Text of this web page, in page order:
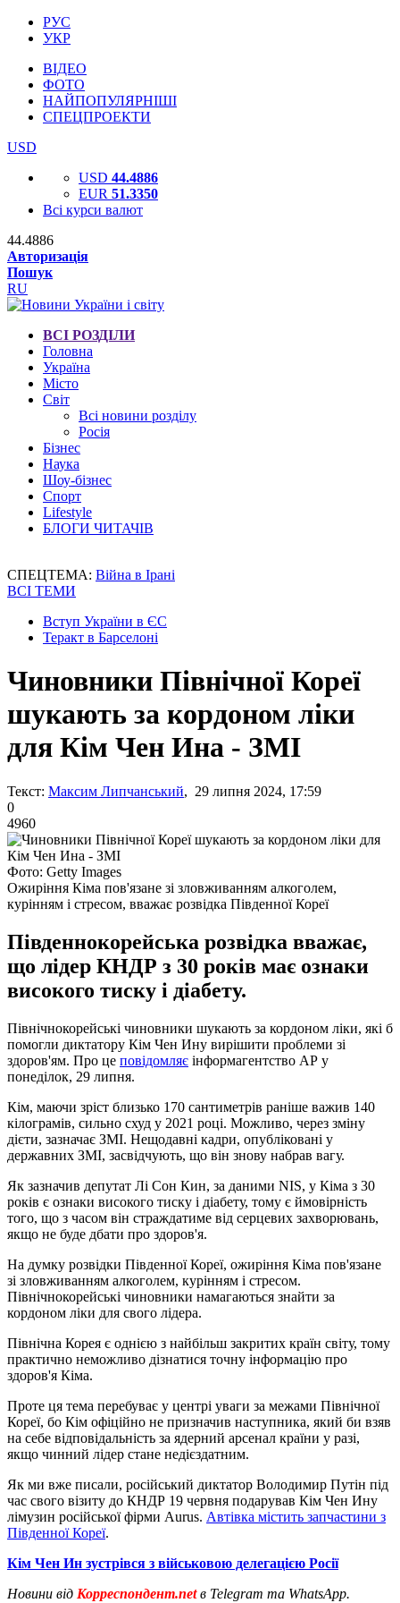
РУС
УКР
ВІДЕО
ФОТО
НАЙПОПУЛЯРНІШІ
СПЕЦПРОЕКТИ
USD
USD 44.4886
EUR 51.3350
Всі курси валют
44.4886
Авторизація
Пошук
RU
ВСІ РОЗДІЛИ
Головна
Україна
Місто
Світ
Всі новини розділу
Росія
Бізнес
Наука
Шоу-бізнес
Спорт
Lifestyle
БЛОГИ ЧИТАЧІВ
СПЕЦТЕМА: Війна в Ірані
ВСІ ТЕМИ
Вступ України в ЄС
Теракт в Барселоні
Чиновники Північної Кореї
шукають за кордоном ліки
для Кім Чен Ина - ЗМІ
Текст: Максим Липчанський, 29 липня 2024, 17:59
0
4960
Фото: Getty Images
Ожиріння Кіма пов'язане зі зловживанням алкоголем,
курінням і стресом, вважає розвідка Південної Кореї
Південнокорейська розвідка вважає,
що лідер КНДР з 30 років має ознаки
високого тиску і діабету.
Північнокорейські чиновники шукають за кордоном ліки, які б
помогли диктатору Кім Чен Ину вирішити проблеми зі
здоров'ям. Про це повідомляє інформагентство АР у
понеділок, 29 липня.
Кім, маючи зріст близько 170 сантиметрів раніше важив 140
кілограмів, сильно схуд у 2021 році. Можливо, через зміну
дієти, зазначає ЗМІ. Нещодавні кадри, опубліковані у
державних ЗМІ, засвідчують, що він знову набрав вагу.
Як зазначив депутат Лі Сон Кин, за даними NIS, у Кіма з 30
років є ознаки високого тиску і діабету, тому є ймовірність
того, що з часом він страждатиме від серцевих захворювань,
якщо не буде дбати про здоров'я.
На думку розвідки Південної Кореї, ожиріння Кіма пов'язане
зі зловживанням алкоголем, курінням і стресом.
Північнокорейські чиновники намагаються знайти за
кордоном ліки для свого лідера.
Північна Корея є однією з найбільш закритих країн світу, тому
практично неможливо дізнатися точну інформацію про
здоров'я Кіма.
Проте ця тема перебуває у центрі уваги за межами Північної
Кореї, бо Кім офіційно не призначив наступника, який би взяв
на себе відповідальність за ядерний арсенал країни у разі,
якщо чинний лідер стане недієздатним.
Як ми вже писали, російський диктатор Володимир Путін під
час свого візиту до КНДР 19 червня подарував Кім Чен Ину
лімузин російської фірми Aurus. Автівка містить запчастини з
Південної Кореї.
Кім Чен Ин зустрівся з військовою делегацією Росії
Новини від Корреспондент.netв Telegram та WhatsApp.